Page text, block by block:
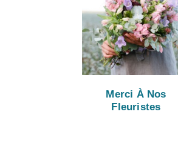
Merci À Nos
Fleuristes